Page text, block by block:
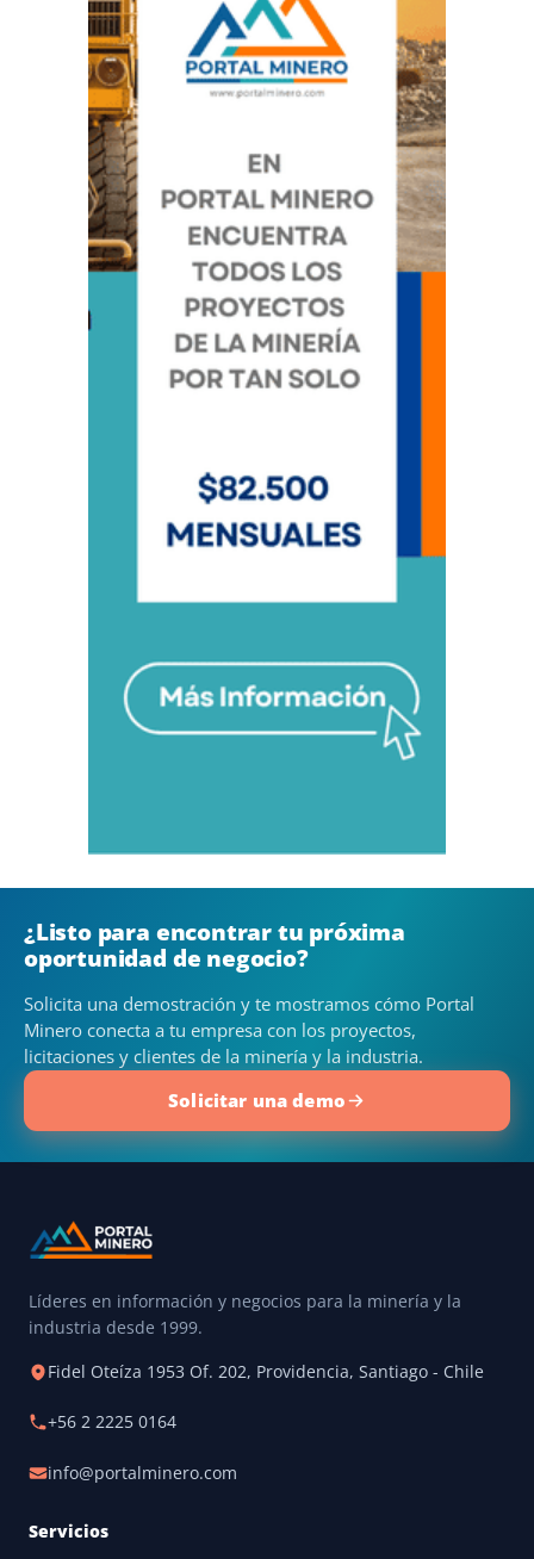
¿Listo para encontrar tu próxima
oportunidad de negocio?
Solicita una demostración y te mostramos cómo Portal
Minero conecta a tu empresa con los proyectos,
licitaciones y clientes de la minería y la industria.
Solicitar una demo
Líderes en información y negocios para la minería y la
industria desde 1999.
Fidel Oteíza 1953 Of. 202, Providencia, Santiago - Chile
+56 2 2225 0164
info@portalminero.com
Servicios